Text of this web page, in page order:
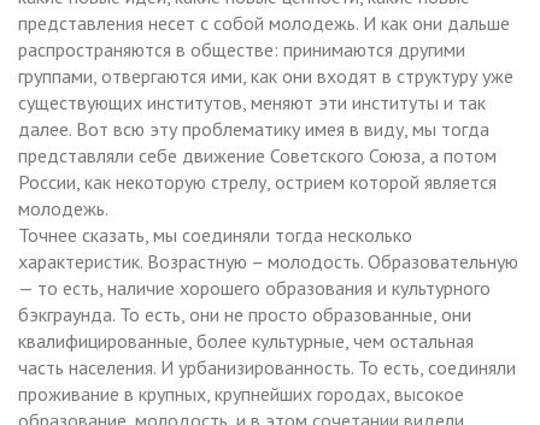
представления несет с собой молодежь. И как они дальше
распространяются в обществе: принимаются другими
группами, отвергаются ими, как они входят в структуру уже
существующих институтов, меняют эти институты и так
далее. Вот всю эту проблематику имея в виду, мы тогда
представляли себе движение Советского Союза, а потом
России, как некоторую стрелу, острием которой является
молодежь.
Точнее сказать, мы соединяли тогда несколько
характеристик. Возрастную – молодость. Образовательную
— то есть, наличие хорошего образования и культурного
бэкграунда. То есть, они не просто образованные, они
квалифицированные, более культурные, чем остальная
часть населения. И урбанизированность. То есть, соединяли
проживание в крупных, крупнейших городах, высокое
образование, молодость, и в этом сочетании видели